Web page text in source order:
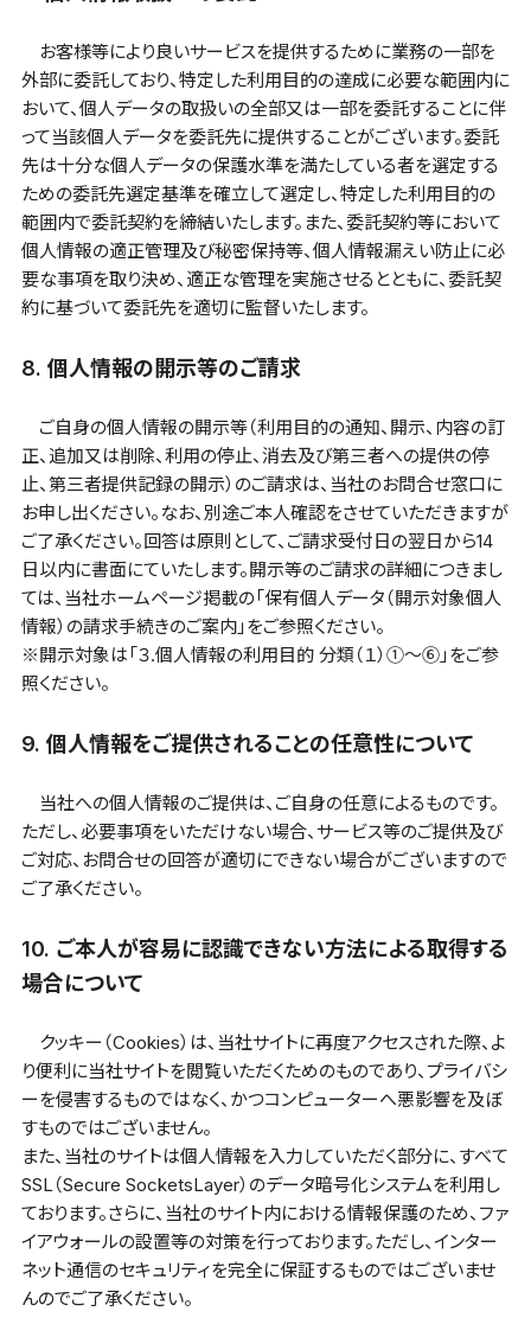
お客様等により良いサービスを提供するために業務の一部を
外部に委託しており、特定した利用目的の達成に必要な範囲内に
おいて、個人データの取扱いの全部又は一部を委託することに伴
って当該個人データを委託先に提供することがございます。委託
先は十分な個人データの保護水準を満たしている者を選定する
ための委託先選定基準を確立して選定し、特定した利用目的の
範囲内で委託契約を締結いたします。また、委託契約等において
個人情報の適正管理及び秘密保持等、個人情報漏えい防止に必
要な事項を取り決め、適正な管理を実施させるとともに、委託契
約に基づいて委託先を適切に監督いたします。
8. 個人情報の開示等のご請求
ご自身の個人情報の開示等（利用目的の通知、開示、内容の訂
正、追加又は削除、利用の停止、消去及び第三者への提供の停
止、第三者提供記録の開示）のご請求は、当社のお問合せ窓口に
お申し出ください。なお、別途ご本人確認をさせていただきますが
ご了承ください。回答は原則として、ご請求受付日の翌日から14
日以内に書面にていたします。開示等のご請求の詳細につきまし
ては、当社ホームページ掲載の「保有個人データ（開示対象個人
情報）の請求手続きのご案内」をご参照ください。
※開示対象は「３.個人情報の利用目的 分類（１）①～⑥」をご参
照ください。
9. 個人情報をご提供されることの任意性について
当社への個人情報のご提供は、ご自身の任意によるものです。
ただし、必要事項をいただけない場合、サービス等のご提供及び
ご対応、お問合せの回答が適切にできない場合がございますので
ご了承ください。
10. ご本人が容易に認識できない方法による取得する
場合について
クッキー（Cookies）は、当社サイトに再度アクセスされた際、よ
り便利に当社サイトを閲覧いただくためのものであり、プライバシ
ーを侵害するものではなく、かつコンピューターへ悪影響を及ぼ
すものではございません。
また、当社のサイトは個人情報を入力していただく部分に、すべて
SSL（Secure SocketsLayer）のデータ暗号化システムを利用し
ております。さらに、当社のサイト内における情報保護のため、ファ
イアウォールの設置等の対策を行っております。ただし、インター
ネット通信のセキュリティを完全に保証するものではございませ
んのでご了承ください。